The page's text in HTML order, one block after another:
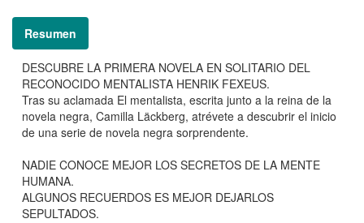
Resumen
DESCUBRE LA PRIMERA NOVELA EN SOLITARIO DEL
RECONOCIDO MENTALISTA HENRIK FEXEUS.
Tras su aclamada El mentalista, escrita junto a la reina de la
novela negra, Camilla Läckberg, atrévete a descubrir el inicio
de una serie de novela negra sorprendente.
NADIE CONOCE MEJOR LOS SECRETOS DE LA MENTE
HUMANA.
ALGUNOS RECUERDOS ES MEJOR DEJARLOS
SEPULTADOS.